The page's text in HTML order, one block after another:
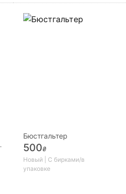
Бюстгальтер
500₴
Новый | С бирками/в
упаковке